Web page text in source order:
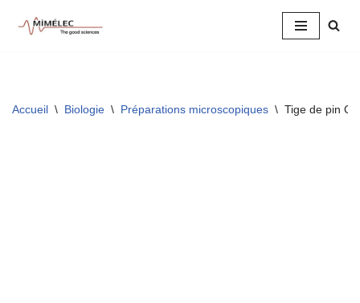
Accueil \ Biologie \ Préparations microscopiques \ Tige de pin CT